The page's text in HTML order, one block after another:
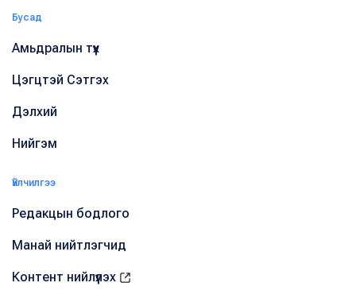
Бусад
Амьдралын түүх
Цэгцтэй Сэтгэх
Дэлхий
Нийгэм
Үйлчилгээ
Редакцын бодлого
Манай нийтлэгчид
Контент нийлүүлэх